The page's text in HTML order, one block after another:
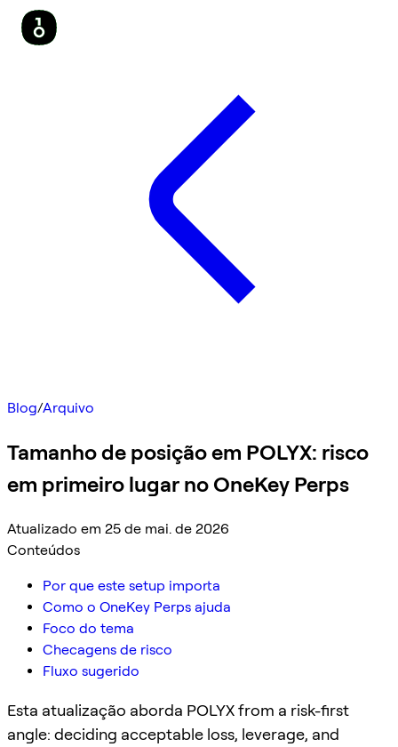
Blog/Arquivo
Tamanho de posição em POLYX: risco
em primeiro lugar no OneKey Perps
Atualizado em 25 de mai. de 2026
Conteúdos
Por que este setup importa
Como o OneKey Perps ajuda
Foco do tema
Checagens de risco
Fluxo sugerido
Esta atualização aborda POLYX from a risk-first
angle: deciding acceptable loss, leverage, and